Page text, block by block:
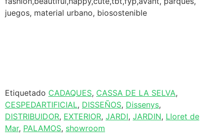
juegos, material urbano, biosostenible
Etiquetado CADAQUES, CASSA DE LA SELVA,
CESPEDARTIFICIAL, DISSEÑOS, Dissenys,
DISTRIBUIDOR, EXTERIOR, JARDI, JARDIN, Lloret de
Mar, PALAMOS, showroom